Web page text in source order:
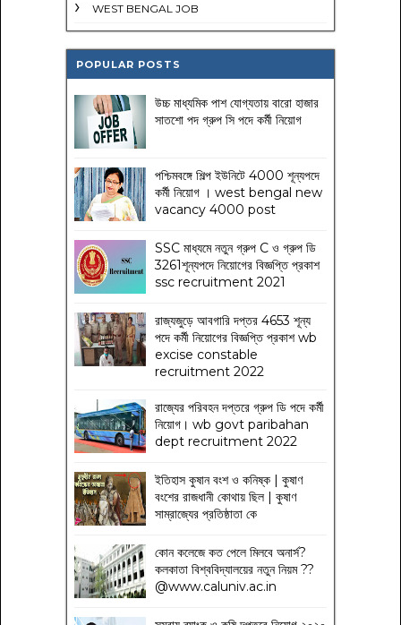
WEST BENGAL JOB
POPULAR POSTS
উচ্চ মাধ্যমিক পাশ যোগ্যতায় বারো হাজার
সাতশো পদ গ্রুপ সি পদে কর্মী নিয়োগ
পশ্চিমবঙ্গে শিল্প ইউনিটে 4000 শূন্যপদে
কর্মী নিয়োগ । west bengal new
vacancy 4000 post
SSC মাধ্যমে নতুন গ্রুপ C ও গ্রুপ ডি
3261শূন্যপদে নিয়োগের বিজ্ঞপ্তি প্রকাশ
ssc recruitment 2021
রাজ্যজুড়ে আবগারি দপ্তর 4653 শূন্য
পদে কর্মী নিয়োগের বিজ্ঞপ্তি প্রকাশ wb
excise constable
recruitment 2022
রাজ্যের পরিবহন দপ্তরে গ্রুপ ডি পদে কর্মী
নিয়োগ। wb govt paribahan
dept recruitment 2022
ইতিহাস কুষান বংশ ও কনিষ্ক | কুষাণ
বংশের রাজধানী কোথায় ছিল | কুষাণ
সাম্রাজ্যের প্রতিষ্ঠাতা কে
কোন কলেজে কত পেলে মিলবে অনার্স?
কলকাতা বিশ্ববিদ্যালয়ের নতুন নিয়ম??
@www.caluniv.ac.in